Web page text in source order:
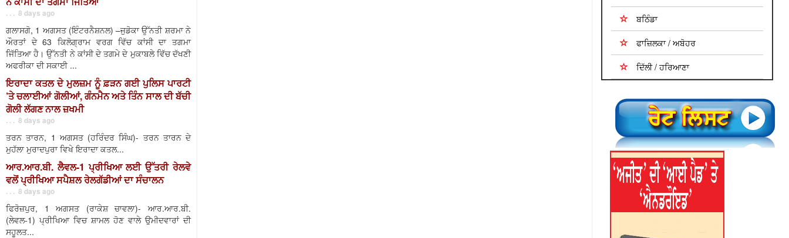
. . . 8 days ago
ਗਲਾਸਗੋ, 1 ਅਗਸਤ (ਇੰਟਰਨੈਸ਼ਨਲ) –ਜੁਡੋਕਾ ਉੱਨਤੀ ਸ਼ਰਮਾ ਨੇ
ਔਰਤਾਂ ਦੇ 63 ਕਿਲੋਗ੍ਰਾਮ ਵਰਗ ਵਿੱਚ ਕਾਂਸੀ ਦਾ ਤਗਮਾ
ਜਿੱਤਿਆ ਹੈ। ਉੱਨਤੀ ਨੇ ਕਾਂਸੀ ਦੇ ਤਗਮੇ ਦੇ ਮੁਕਾਬਲੇ ਵਿੱਚ ਦੱਖਣੀ
ਅਫਰੀਕਾ ਦੀ ਸਕਾਈ ...
ਇਰਾਦਾ ਕਤਲ ਦੇ ਮੁਲਜ਼ਮ ਨੂੰ ਫ਼ੜਨ ਗਈ ਪੁਲਿਸ ਪਾਰਟੀ
’ਤੇ ਚਲਾਈਆਂ ਗੋਲੀਆਂ, ਗੰਨਮੈਨ ਅਤੇ ਤਿੰਨ ਸਾਲ ਦੀ ਬੱਚੀ
ਗੋਲੀ ਲੱਗਣ ਨਾਲ ਜ਼ਖਮੀ
. . . 8 days ago
ਤਰਨ ਤਾਰਨ, 1 ਅਗਸਤ (ਹਰਿੰਦਰ ਸਿੰਘ)- ਤਰਨ ਤਾਰਨ ਦੇ
ਮੁਹੱਲਾ ਮੁਰਾਦਪੁਰਾ ਵਿਖੇ ਇਰਾਦਾ ਕਤਲ...
ਆਰ.ਆਰ.ਬੀ. ਲੈਵਲ-1 ਪ੍ਰੀਖਿਆ ਲਈ ਉੱਤਰੀ ਰੇਲਵੇ
ਵਲੋਂ ਪ੍ਰੀਖਿਆ ਸਪੈਸ਼ਲ ਰੇਲਗੱਡੀਆਂ ਦਾ ਸੰਚਾਲਨ
. . . 8 days ago
ਫਿਰੋਜ਼ਪੁਰ, 1 ਅਗਸਤ (ਰਾਕੇਸ਼ ਚਾਵਲਾ)- ਆਰ.ਆਰ.ਬੀ.
(ਲੇਵਲ-1) ਪ੍ਰੀਖਿਆ ਵਿਚ ਸ਼ਾਮਲ ਹੋਣ ਵਾਲੇ ਉਮੀਦਵਾਰਾਂ ਦੀ
ਸਹੂਲਤ...
ਬਠਿੰਡਾ
ਫਾਜ਼ਿਲਕਾ / ਅਬੋਹਰ
ਦਿੱਲੀ / ਹਰਿਆਣਾ